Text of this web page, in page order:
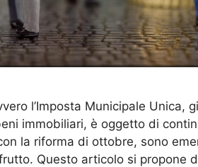
l’Imposta Municipale Unica,
immobiliari, è oggetto di
la riforma di ottobre, sono
Questo articolo si propone